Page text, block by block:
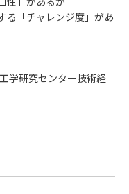
る「チャレンジ度」があ
学研究センター技術経